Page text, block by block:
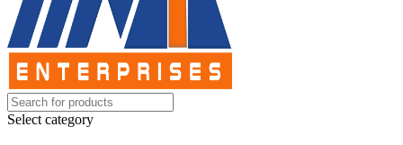
Select category